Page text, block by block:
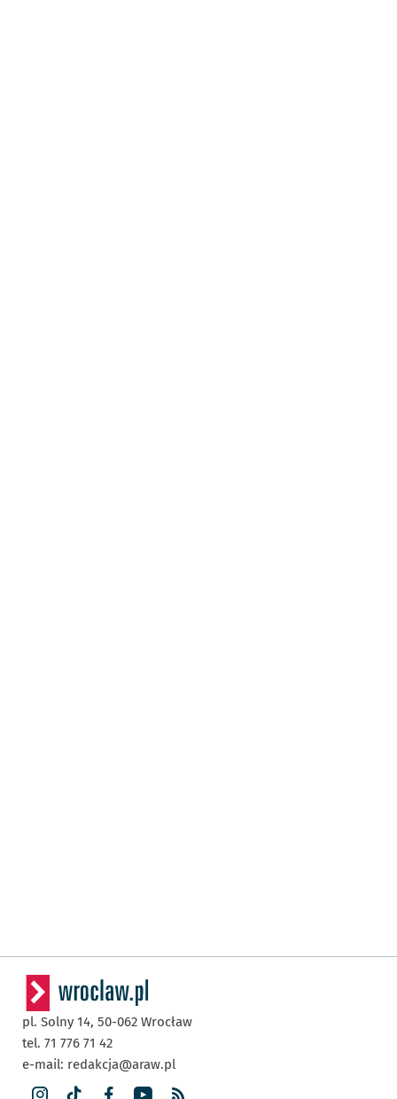
pl. Solny 14, 50-062 Wrocław
tel. 71 776 71 42
e-mail: redakcja@araw.pl